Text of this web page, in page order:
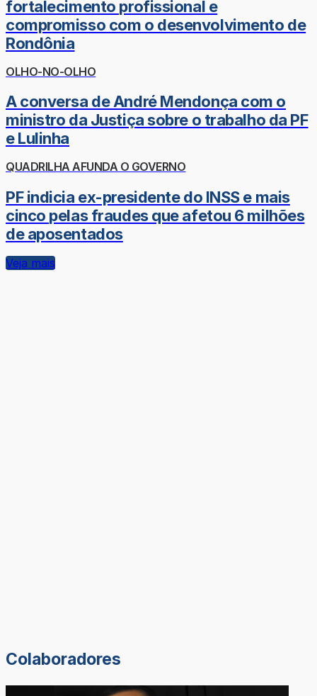
fortalecimento profissional e
compromisso com o desenvolvimento de
Rondônia
OLHO-NO-OLHO
A conversa de André Mendonça com o
ministro da Justiça sobre o trabalho da PF
e Lulinha
QUADRILHA AFUNDA O GOVERNO
PF indicia ex-presidente do INSS e mais
cinco pelas fraudes que afetou 6 milhões
de aposentados
Veja mais
Colaboradores